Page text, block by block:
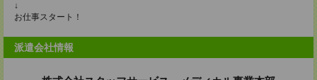
↓
お仕事スタート！
派遣会社情報